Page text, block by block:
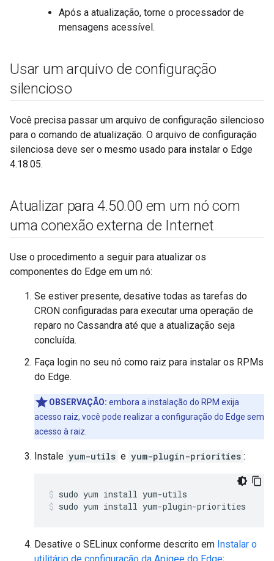
Após a atualização, torne o processador de
mensagens acessível.
Usar um arquivo de configuração
silencioso
Você precisa passar um arquivo de configuração silencioso
para o comando de atualização. O arquivo de configuração
silenciosa deve ser o mesmo usado para instalar o Edge
4.18.05.
Atualizar para 4.50.00 em um nó com
uma conexão externa de Internet
Use o procedimento a seguir para atualizar os
componentes do Edge em um nó:
Se estiver presente, desative todas as tarefas do
CRON configuradas para executar uma operação de
reparo no Cassandra até que a atualização seja
concluída.
Faça login no seu nó como raiz para instalar os RPMs
do Edge.
OBSERVAÇÃO: embora a instalação do RPM exija
acesso raiz, você pode realizar a configuração do Edge sem
acesso à raiz.
Instale yum-utils e yum-plugin-priorities :
sudo yum install yum-plugin-priorities
Desative o SELinux conforme descrito em Instalar o